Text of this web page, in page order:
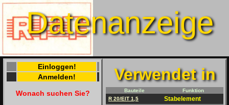
Datenanzeige
Einloggen!
Anmelden!
Wonach suchen Sie?
Verwendet in
Bauteile
Funktion
R 20/EIT 1,5
Stabelement